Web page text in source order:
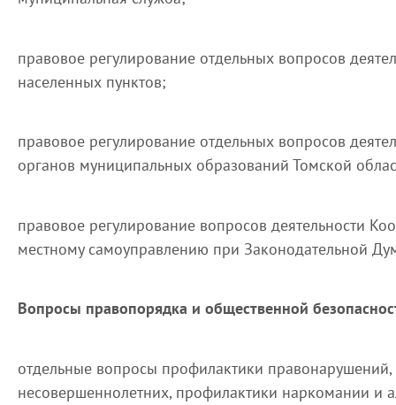
правовое регулирование отдельных вопросов
населенных пунктов;
правовое регулирование отдельных вопросов
органов муниципальных образований Томской
правовое регулирование вопросов деятельности
местному самоуправлению при Законодательной
Вопросы правопорядка и общественной
отдельные вопросы профилактики
несовершеннолетних, профилактики наркомании и